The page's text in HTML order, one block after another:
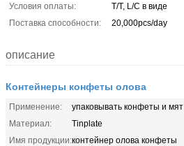
Условия оплаты:
T/T, L/C в виде
Поставка способности:
20,000pcs/day
описание
Контейнеры конфеты олова
Применение:
упаковывать конфеты и мят
Материал:
Tinplate
Имя продукции:контейнер олова конфеты